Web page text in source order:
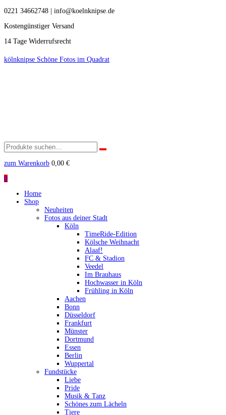
0221 34662748 | info@koelnknipse.de
Kostengünstiger Versand
14 Tage Widerrufsrecht
kölnknipse Schöne Fotos im Quadrat
Suchen
nach:
zum Warenkorb 0,00 €
0
Home
Shop
Neuheiten
Fotos aus deiner Stadt
Köln
TimeRide-Edition
Kölsche Weihnacht
Alaaf!
FC & Stadion
Veedel
Im Brauhaus
Hochwasser in Köln
Frühling in Köln
Aachen
Bonn
Düsseldorf
Frankfurt
Münster
Dortmund
Essen
Berlin
Wuppertal
Fundstücke
Liebe
Pride
Musik & Tanz
Schönes zum Lächeln
Tiere